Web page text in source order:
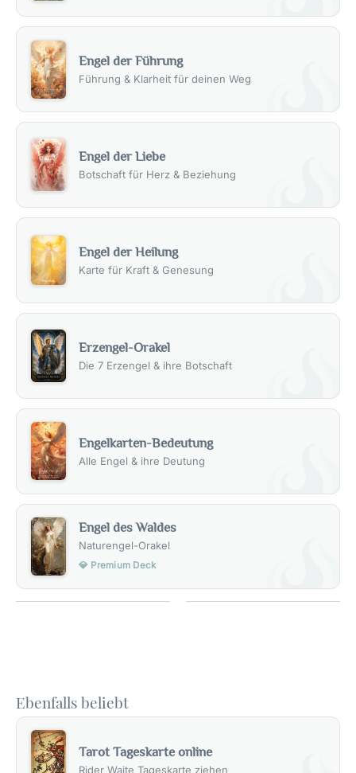
Engel der Führung
Führung & Klarheit für deinen Weg
Engel der Liebe
Botschaft für Herz & Beziehung
Engel der Heilung
Karte für Kraft & Genesung
Erzengel-Orakel
Die 7 Erzengel & ihre Botschaft
Engelkarten-Bedeutung
Alle Engel & ihre Deutung
Engel des Waldes
Naturengel-Orakel
💎 Premium Deck
Ebenfalls beliebt
Tarot Tageskarte online
Rider Waite Tageskarte ziehen